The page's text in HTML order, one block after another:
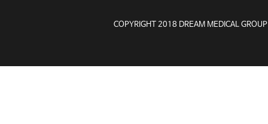
COPYRIGHT 2018 DREAM MEDICAL